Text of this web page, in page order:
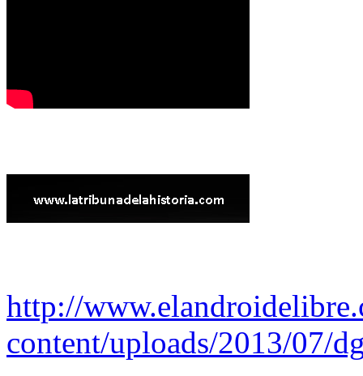
http://
content/uploads/2013/07/